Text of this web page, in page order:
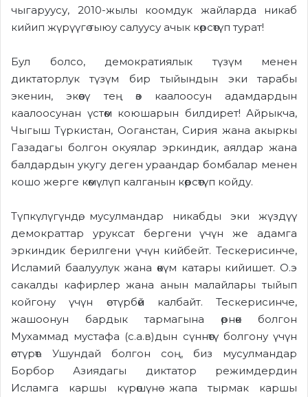
чыгаруусу, 2010-жылы коомдук жайларда никаб
кийип жүрүүгө тыюу салуусу ачык көрсөтүп турат!
Бул болсо, демократиялык түзүм менен
диктаторлук түзүм бир тыйындын эки тарабы
экенин, экөөсү тең өз каалоосун адамдардын
каалоосунан үстөм коюшарын билдирет! Айрыкча,
Чыгыш Түркистан, Ооганстан, Сирия жана акыркы
Газадагы болгон окуялар эркиндик, аялдар жана
балдардын укугу деген ураандар бомбалар менен
кошо жерге көмүлүп калганын көрсөтүп койду.
Түпкүлүгүндө, мусулмандар никабды эки жүздүү
демократтар уруксат бергени үчүн же адамга
эркиндик берилгени үчүн кийбейт. Тескерисинче,
Исламий баалуулук жана өкүм катары кийишет. О.э
сакалды кафирлер жана анын малайлары тыйып
койгону үчүн өстүрбөй калбайт. Тескерисинче,
жашоонун бардык тармагына өрнөк болгон
Мухаммад мустафа (с.а.в)дын сүннөтү болгону үчүн
өстүрөт. Ушундай болгон соң, биз мусулмандар
Борбор Азиядагы диктатор режимдердин
Исламга каршы күрөшүнө жапа тырмак каршы